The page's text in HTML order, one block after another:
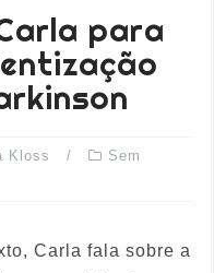
para
Kloss
Sem
Carla fala sobre a